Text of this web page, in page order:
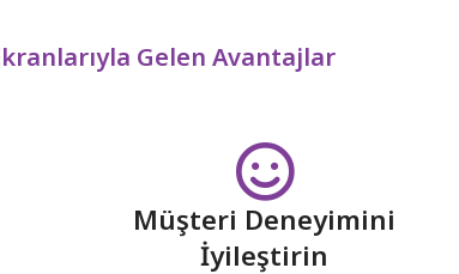
Gelen Avantajlar
Müşteri Deneyimini
İyileştirin